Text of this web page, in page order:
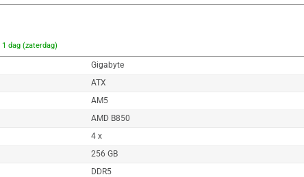
1 dag (zaterdag)
Gigabyte
ATX
AM5
AMD B850
4 x
256 GB
DDR5